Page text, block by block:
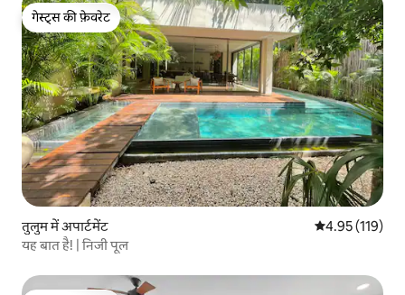
गेस्ट्स की फ़ेवरेट
गेस्ट्स की फ़ेवरेट
तुलुम में अपार्टमेंट औसत रेटिंग 5 में से
4.95 (119)
यह बात है! | निजी पूल